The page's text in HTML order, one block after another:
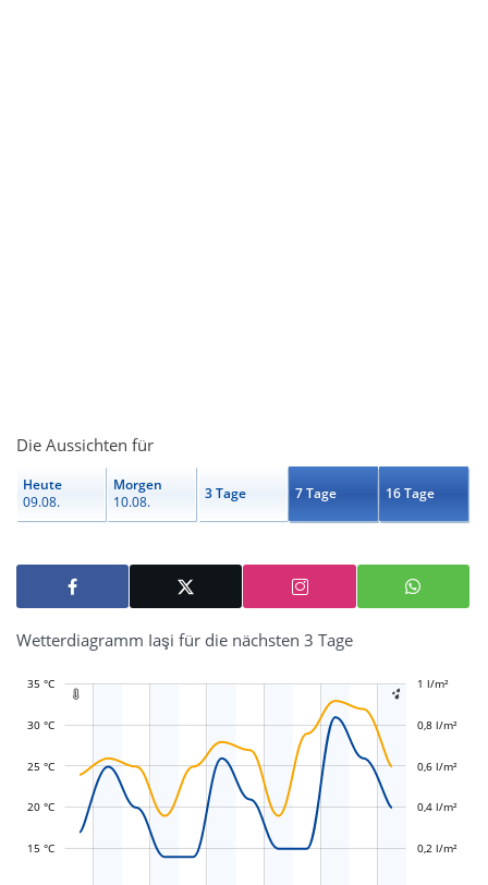
Die Aussichten für
Heute
09.08.
Morgen
10.08.
3 Tage 7 Tage 16 Tage
Wetterdiagramm Iaşi für die nächsten 3 Tage
 
15 °C
20 °C
25 °C
30 °C
35 °C -0,4 l/m²
-0,2 l/m²
0,2 l/m²
0,4 l/m²
0,6 l/m²
0,8 l/m²
1 l/m²
1,2 l/m²